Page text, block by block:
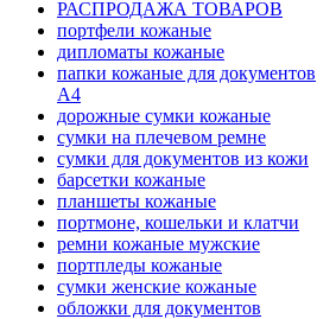
РАСПРОДАЖА ТОВАРОВ
портфели кожаные
дипломаты кожаные
папки кожаные для документов
А4
дорожные сумки кожаные
сумки на плечевом ремне
сумки для документов из кожи
барсетки кожаные
планшеты кожаные
портмоне, кошельки и клатчи
ремни кожаные мужские
портпледы кожаные
сумки женские кожаные
обложки для документов